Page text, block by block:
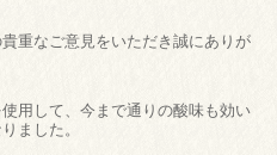
重なご意見をいただき誠にありが
用して、今まで通りの酸味も効い
ました。